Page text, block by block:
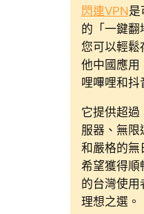
閃連VPN是
的「一鍵翻
您可以輕鬆
他中國應用
哩嗶哩和抖
它提供超過
服器、無限
和嚴格的無
希望獲得順
的台灣使用
理想之選。